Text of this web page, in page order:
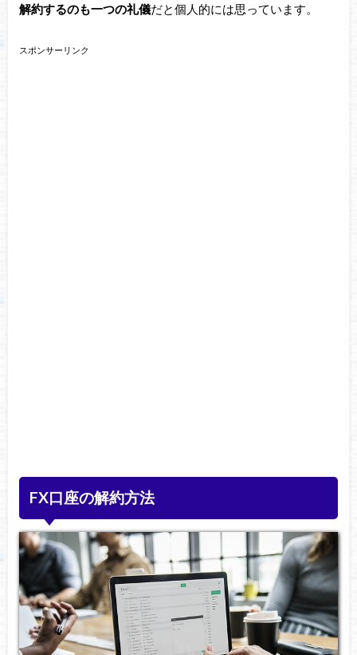
解約するのも一つの礼儀だと個人的には思っています。
スポンサーリンク
FX口座の解約方法